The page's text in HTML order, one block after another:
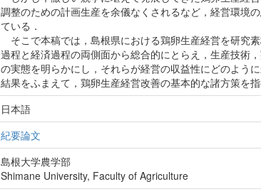
調整のための計画生産を余儀なくされるなど，経営環境
ている．
そこで本稿では，島根県における鶏卵生産経営を研究
過程と経済過程の両側面から総合的にとらえ，生産技術
の実態を明らかにし，それらが経営の収益性にどのよう
結果をふまえて，鶏卵生産経営改善の基本的な諸方策を指
日本語
紀要論文
島根大学農学部
Shimane University, Faculty of Agriculture